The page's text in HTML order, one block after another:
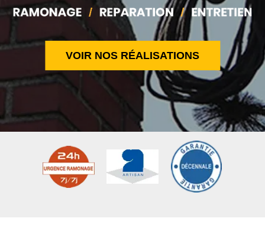
VOIR NOS RÉALISATIONS